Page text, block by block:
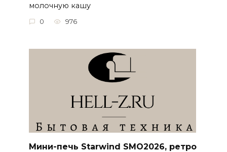
молочную кашу
0 976
Мини-печь Starwind SMO2026, ретро